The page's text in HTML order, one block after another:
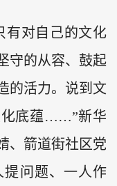
有对自己的文化
守的从容、鼓起
的活力。说到文
化底蕴……”新华
、箭道街社区党
提问题、一人作